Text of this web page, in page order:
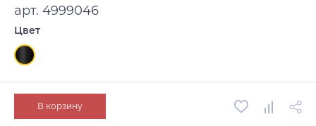
арт. 4999046
Цвет
В корзину